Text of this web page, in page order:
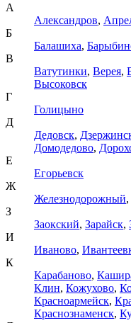
А
Александров,
Б
Балашиха,
В
Ватутинки, Верея,
Высоковск
Г
Голицыно
Д
Дедовск,
Домодедово,
Е
Егорьевск
Ж
Железнодорожный,
З
Заокский, Зарайск,
И
Иваново,
К
Карабаново,
Клин, Кожухово,
Красноармейск,
Краснознаменск,